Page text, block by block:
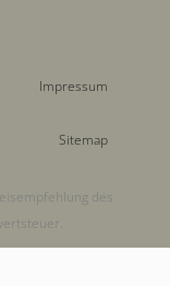
Impressum
Sitemap
des